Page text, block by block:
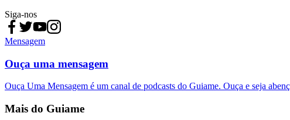
Siga-nos
Mensagem
Ouça uma mensagem
Ouça Uma Mensagem é um canal de podcasts do Guiame. Ouça e seja
Mais do Guiame